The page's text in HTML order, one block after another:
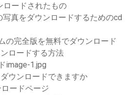
ロードされたもの
写真をダウンロードするためのcd
の完全版を無料でダウンロード
ロードする方法
image-1.jpg
ウンロードできますか
ードページ